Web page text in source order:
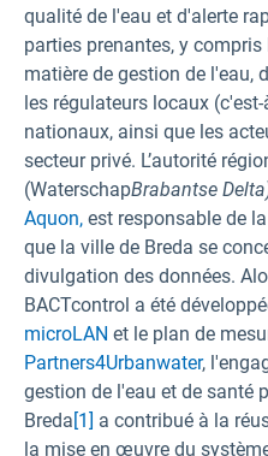
qualité de l'eau et d'alerte
parties prenantes, y
matière de gestion de l'eau,
les régulateurs locaux
nationaux, ainsi que les
secteur privé. L’autorité
(WaterschapBrabantse
Aquon, est responsable de
que la ville de Breda se
divulgation des données.
BACTcontrol a été
microLAN et le plan de
Partners4Urbanwater,
gestion de l'eau et de santé
Breda[1] a contribué à la
la mise en œuvre du